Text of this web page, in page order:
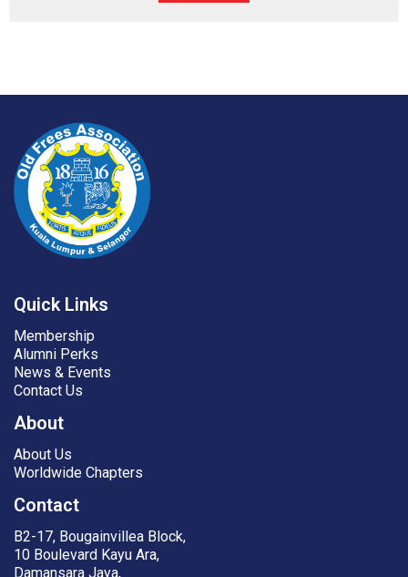
Quick Links
Membership
Alumni Perks
News & Events
Contact Us
About
About Us
Worldwide Chapters
Contact
B2-17, Bougainvillea Block,
10 Boulevard Kayu Ara,
Damansara Jaya,